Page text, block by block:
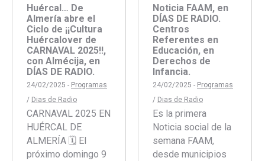
Huércal… De
Almería abre el
Ciclo de ¡¡Cultura
Huércalover de
CARNAVAL 2025!!,
con Almécija, en
DÍAS DE RADIO.
24/02/2025 - Programas
/ Dias de Radio
CARNAVAL 2025 EN
HUÉRCAL DE
ALMERÍA 🗓 El
próximo domingo 9
Noticia FAAM, en
DÍAS DE RADIO.
Centros
Referentes en
Educación, en
Derechos de
Infancia.
24/02/2025 - Programas
/ Dias de Radio
Es la primera
Noticia social de la
semana FAAM,
desde municipios